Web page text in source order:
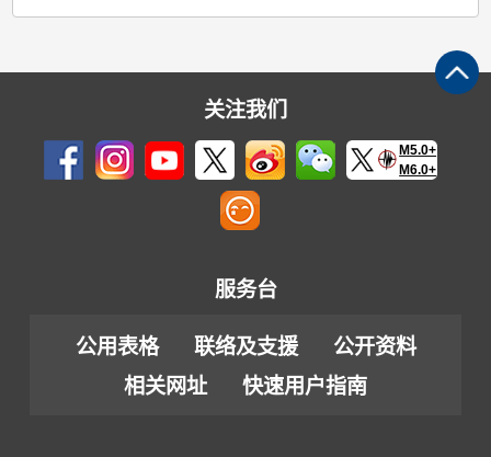
关注我们
M5.0+
M6.0+
服务台
公用表格 联络及支援
公开资料
相关网址
快速用户指南